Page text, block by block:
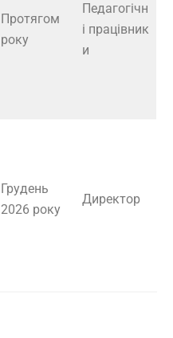
Протягом
року
Педагогічн
і працівник
и
Грудень
2026 року
Директор